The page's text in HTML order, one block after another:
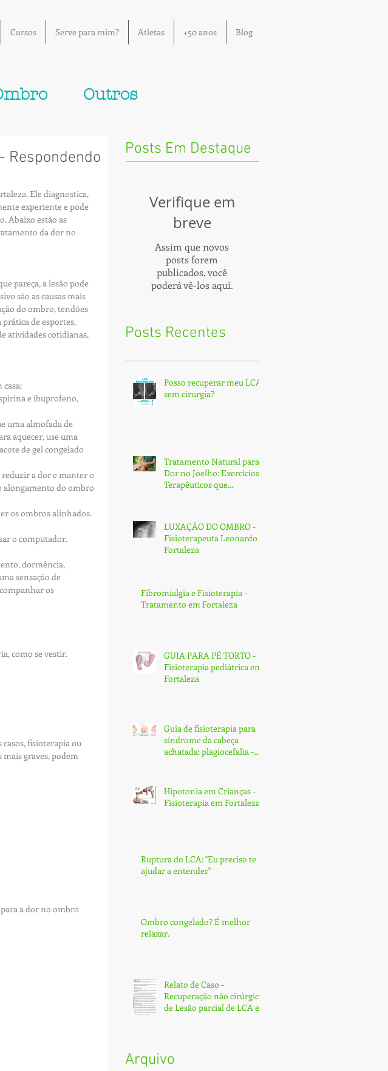
Cursos Serve para mim? Atletas +50 anos Blog
Outros
Respondendo
Ele diagnostica,
experiente e pode
Abaixo estão as
da dor no
pareça, a lesão pode
são as causas mais
do ombro, tendões
de esportes,
atividades cotidianas,
e ibuprofeno,
uma almofada de
aquecer, use uma
de gel congelado
a dor e manter o
alongamento do ombro
os ombros alinhados.
o computador.
dormência,
sensação de
os
como se vestir.
fisioterapia ou
graves, podem
a dor no ombro
Posts Em Destaque
Verifique em
breve
Assim que novos
posts forem
publicados, você
poderá vê-los aqui.
Posts Recentes
Posso recuperar meu LCA
sem cirurgia?
Tratamento Natural para
Dor no Joelho: Exercícios
Terapêuticos que
LUXAÇÃO DO OMBRO -
Fisioterapeuta Leonardo -
Fortaleza
Fibromialgia e Fisioterapia -
Tratamento em Fortaleza
GUIA PARA PÉ TORTO -
Fisioterapia pediátrica em
Fortaleza
Guia de fisioterapia para
síndrome da cabeça
achatada: plagiocefalia -
Hipotonia em Crianças -
Fisioterapia em Fortaleza
Ruptura do LCA: ''Eu preciso te
ajudar a entender''
Ombro congelado? É melhor
relaxar.
Relato de Caso -
Recuperação não cirúrgica
de Lesão parcial de LCA e
Arquivo